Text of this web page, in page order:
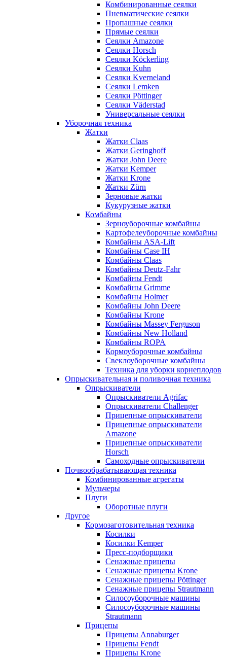
Комбинированные сеялки
Пневматические сеялки
Пропашные сеялки
Прямые сеялки
Сеялки Amazone
Сеялки Horsch
Сеялки Köckerling
Сеялки Kuhn
Сеялки Kverneland
Сеялки Lemken
Сеялки Pöttinger
Сеялки Väderstad
Универсальные сеялки
Уборочная техника
Жатки
Жатки Claas
Жатки Geringhoff
Жатки John Deere
Жатки Kemper
Жатки Krone
Жатки Zürn
Зерновые жатки
Кукурузные жатки
Комбайны
Зерноуборочные комбайны
Картофелеуборочные комбайны
Комбайны ASA-Lift
Комбайны Case IH
Комбайны Claas
Комбайны Deutz-Fahr
Комбайны Fendt
Комбайны Grimme
Комбайны Holmer
Комбайны John Deere
Комбайны Krone
Комбайны Massey Ferguson
Комбайны New Holland
Комбайны ROPA
Кормоуборочные комбайны
Свеклоуборочные комбайны
Техника для уборки корнеплодов
Опрыскивательная и поливочная техника
Опрыскиватели
Опрыскиватели Agrifac
Опрыскиватели Challenger
Прицепные опрыскиватели
Прицепные опрыскиватели
Amazone
Прицепные опрыскиватели
Horsch
Самоходные опрыскиватели
Почвообрабатывающая техника
Комбинированные агрегаты
Мульчеры
Плуги
Оборотные плуги
Другое
Кормозаготовительная техника
Косилки
Косилки Kemper
Пресс-подборщики
Сенажные прицепы
Сенажные прицепы Krone
Сенажные прицепы Pöttinger
Сенажные прицепы Strautmann
Силосоуборочные машины
Силосоуборочные машины
Strautmann
Прицепы
Прицепы Annaburger
Прицепы Fendt
Прицепы Krone